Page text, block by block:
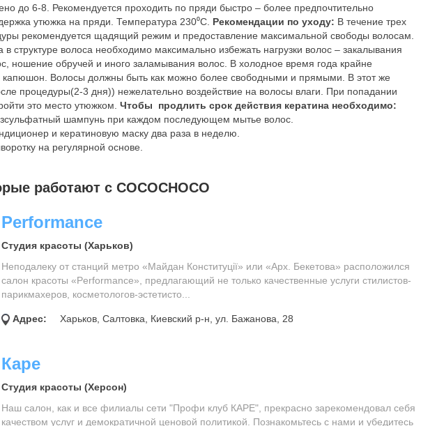
до 6-8. Рекомендуется проходить по пряди быстро – более предпочтительно
утюжка на пряди. Температура 230⁰С. Рекомендации по уходу: В течение трех
рекомендуется щадящий режим и предоставление максимальной свободы волосам.
структуре волоса необходимо максимально избежать нагрузки волос – закалывания
ношение обручей и иного заламывания волос. В холодное время года крайне
капюшон. Волосы должны быть как можно более свободными и прямыми. В этот же
процедуры(2-3 дня)) нежелательно воздействие на волосы влаги. При попадании
это место утюжком. Чтобы продлить срок действия кератина необходимо:
шампунь при каждом последующем мытье волос.
и кератиновую маску два раза в неделю.
на регулярной основе.
работают с COCOCHOCO
Performance
Студия красоты (Харьков)
Неподалеку от станций метро «Майдан Конституції» или «Арх. Бекетова» расположился
салон красоты «Performance», предлагающий не только качественные услуги стилистов-
парикмахеров, косметологов-эстетисто...
Адрес: Харьков, Салтовка, Киевский р-н, ул. Бажанова, 28
Каре
Студия красоты (Херсон)
Наш салон, как и все филиалы сети "Профи клуб КАРЕ", прекрасно зарекомендовал себя
качеством услуг и демократичной ценовой политикой. Познакомьтесь с нами и убедитесь